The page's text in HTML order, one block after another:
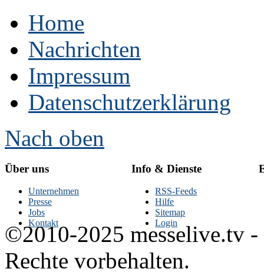
Home
Nachrichten
Impressum
Datenschutzerklärung
Nach oben
Über uns
Unternehmen
Presse
Jobs
Kontakt
Info & Dienste
RSS-Feeds
Hilfe
Sitemap
Login
©2010-2025 messelive.tv -
Rechte vorbehalten.